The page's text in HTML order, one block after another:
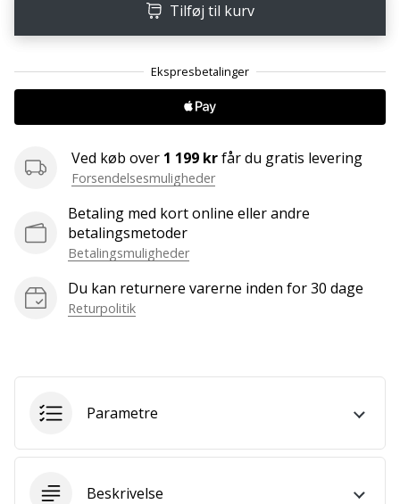
blog,
administrerer
en
side
diskussionsforum?
Lad
dem
Bliv
en
artikler
Tilføj til kurv
Ved køb over 1 199 krfår du gratis levering
Forsendelsesmuligheder
Betaling med kort online eller andre
betalingsmetoder
Betalingsmuligheder
Du kan returnere varerne inden for 30 dage
Returpolitik
Parametre
Beskrivelse